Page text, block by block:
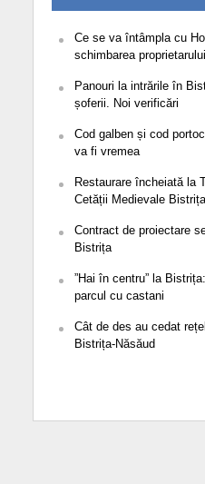
Ce se va întâmpla cu
schimbarea proprietarului
Panouri la intrările în
șoferii. Noi verificări
Cod galben și cod
va fi vremea
Restaurare încheiată la
Cetății Medievale Bistrița
Contract de proiectare
Bistrița
”Hai în centru” la
parcul cu castani
Cât de des au cedat
Bistrița-Năsăud